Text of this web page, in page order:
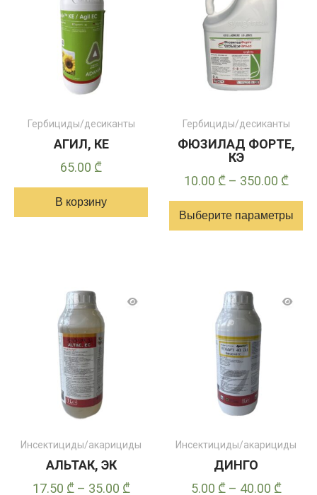
Гербициды/десиканты
АГИЛ, КЕ
65.00 ₾
В корзину
Гербициды/десиканты
ФЮЗИЛАД ФОРТЕ,
КЭ
10.00 ₾ – 350.00 ₾
цен:
Выберите параметры
несколько
вариантов.
Опции
можно
выбрать
на
странице
товара
Инсектициды/акарициды
АЛЬТАК, ЭК
17.50 ₾ – 35.00 ₾Диапазон
Инсектициды/акарициды
ДИНГО
5.00 ₾ – 40.00 ₾